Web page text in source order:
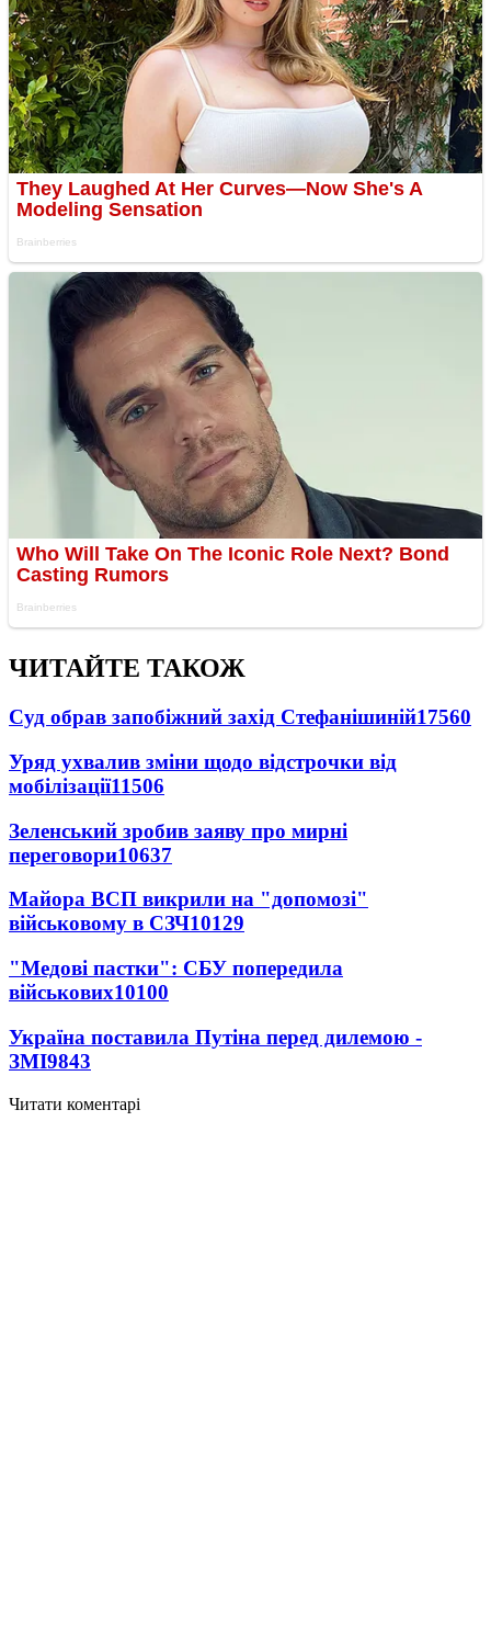
ЧИТАЙТЕ ТАКОЖ
Суд обрав запобіжний захід Стефанішиній17560
Уряд ухвалив зміни щодо відстрочки від
мобілізації11506
Зеленський зробив заяву про мирні
переговори10637
Майора ВСП викрили на "допомозі"
військовому в СЗЧ10129
"Медові пастки": СБУ попередила
військових10100
Україна поставила Путіна перед дилемою -
ЗМІ9843
Читати коментарі